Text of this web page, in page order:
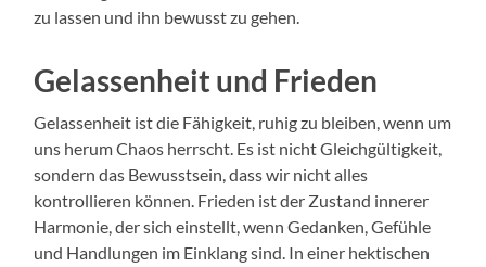
zu lassen und ihn bewusst zu gehen.
Gelassenheit und Frieden
Gelassenheit ist die Fähigkeit, ruhig zu bleiben, wenn um
uns herum Chaos herrscht. Es ist nicht Gleichgültigkeit,
sondern das Bewusstsein, dass wir nicht alles
kontrollieren können. Frieden ist der Zustand innerer
Harmonie, der sich einstellt, wenn Gedanken, Gefühle
und Handlungen im Einklang sind. In einer hektischen